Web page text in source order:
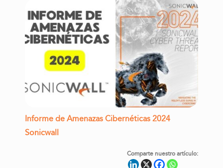
Informe de Amenazas Cibernéticas 2024
Sonicwall
Comparte nuestro artículo: